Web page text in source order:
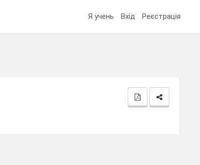
Я учень Вхід Реєстрація